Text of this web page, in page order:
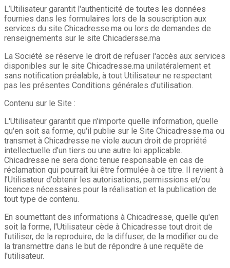
L’Utilisateur garantit l'authenticité de toutes les données
fournies dans les formulaires lors de la souscription aux
services du site Chicadresse.ma ou lors de demandes de
renseignements sur le site Chicadersse.ma
La Société se réserve le droit de refuser l'accès aux services
disponibles sur le site Chicadresse.ma unilatéralement et
sans notification préalable, à tout Utilisateur ne respectant
pas les présentes Conditions générales d'utilisation.
Contenu sur le Site :
L'Utilisateur garantit que n'importe quelle information, quelle
qu'en soit sa forme, qu'il publie sur le Site Chicadresse.ma ou
transmet à Chicadresse ne viole aucun droit de propriété
intellectuelle d'un tiers ou une autre loi applicable.
Chicadresse ne sera donc tenue responsable en cas de
réclamation qui pourrait lui être formulée à ce titre. Il revient à
l’Utilisateur d'obtenir les autorisations, permissions et/ou
licences nécessaires pour la réalisation et la publication de
tout type de contenu.
En soumettant des informations à Chicadresse, quelle qu'en
soit la forme, l'Utilisateur cède à Chicadresse tout droit de
l'utiliser, de la reproduire, de la diffuser, de la modifier ou de
la transmettre dans le but de répondre à une requête de
l'utilisateur.